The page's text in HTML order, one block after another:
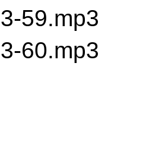
59.mp3
60.mp3